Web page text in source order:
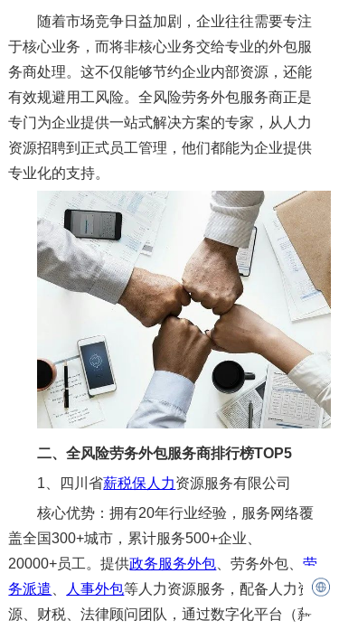
随着市场竞争日益加剧，企业往往需要专注
于核心业务，而将非核心业务交给专业的外包服
务商处理。这不仅能够节约企业内部资源，还能
有效规避用工风险。全风险劳务外包服务商正是
专门为企业提供一站式解决方案的专家，从人力
资源招聘到正式员工管理，他们都能为企业提供
专业化的支持。
二、全风险劳务外包服务商排行榜TOP5
1、四川省薪税保人力资源服务有限公司
核心优势：拥有20年行业经验，服务网络覆
盖全国300+城市，累计服务500+企业、
20000+员工。提供政务服务外包 、劳务外包、劳
务派遣
人事外包等人力资源服务，配备人力资
源、财税、法律顾问团队，通过数字化平台（薪